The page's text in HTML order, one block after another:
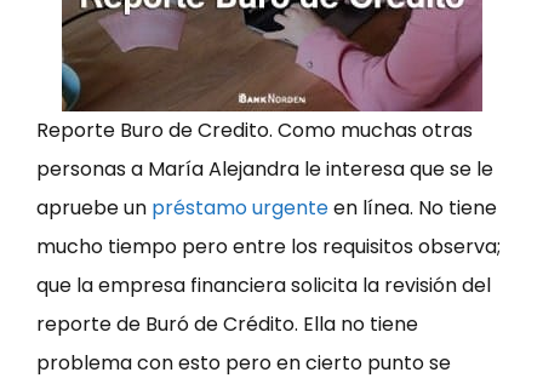
Reporte Buro de Credito. Como muchas otras
personas a María Alejandra le interesa que se le
apruebe un préstamo urgenteen línea. No tiene
mucho tiempo pero entre los requisitos observa;
que la empresa financiera solicita la revisión del
reporte de Buró de Crédito. Ella no tiene
problema con esto pero en cierto punto se